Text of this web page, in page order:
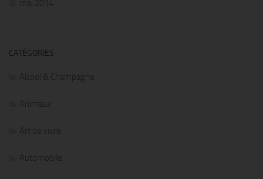
mai 2014
CATÉGORIES
Alcool & Champagne
Animaux
Art de vivre
Automobile